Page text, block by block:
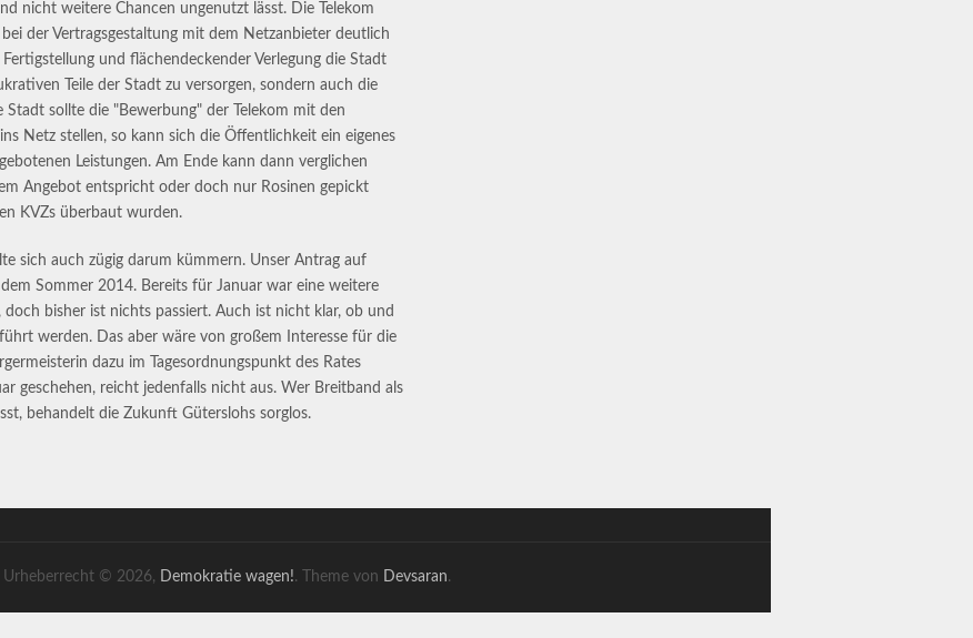
nicht weitere Chancen ungenutzt lässt. Die Telekom
der Vertragsgestaltung mit dem Netzanbieter deutlich
und flächendeckender Verlegung die Stadt
Teile der Stadt zu versorgen, sondern auch die
Stadt sollte die "Bewerbung" der Telekom mit den
Netz stellen, so kann sich die Öffentlichkeit ein eigenes
Leistungen. Am Ende kann dann verglichen
Angebot entspricht oder doch nur Rosinen gepickt
KVZs überbaut wurden.
sich auch zügig darum kümmern. Unser Antrag auf
Sommer 2014. Bereits für Januar war eine weitere
bisher ist nichts passiert. Auch ist nicht klar, ob und
werden. Das aber wäre von großem Interesse für die
dazu im Tagesordnungspunkt des Rates
geschehen, reicht jedenfalls nicht aus. Wer Breitband als
behandelt die Zukunft Güterslohs sorglos.
Urheberrecht © 2026, Demokratie wagen!. Theme von Devsaran.